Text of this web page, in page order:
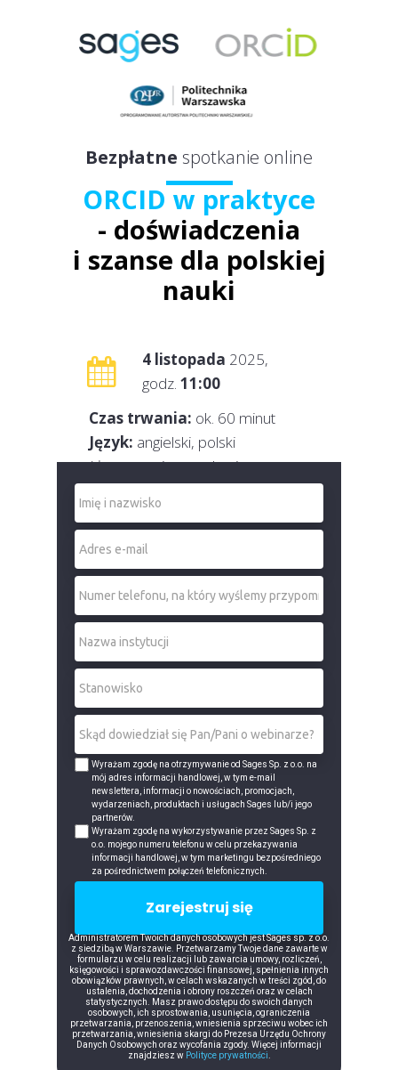
ORCID w praktyce
- doświadczenia
i szanse dla polskiej
nauki
Bezpłatne spotkanie online
Zapisz się na webinar
Wyrażam zgodę na otrzymywanie od Sages Sp. z o.o. na
mój adres informacji handlowej, w tym e-mail
newslettera, informacji o nowościach, promocjach,
wydarzeniach, produktach i usługach Sages lub/i jego
partnerów.
Wyrażam zgodę na wykorzystywanie przez Sages Sp. z
o.o. mojego numeru telefonu w celu przekazywania
informacji handlowej, w tym marketingu bezpośredniego
za pośrednictwem połączeń telefonicznych.
Zarejestruj się
4 listopada 2025,
godz. 11:00
Administratorem Twoich danych osobowych jest Sages sp. z o.o.
z siedzibą w Warszawie. Przetwarzamy Twoje dane zawarte w
formularzu w celu realizacji lub zawarcia umowy, rozliczeń,
księgowości i sprawozdawczości finansowej, spełnienia innych
obowiązków prawnych, w celach wskazanych w treści zgód, do
ustalenia, dochodzenia i obrony roszczeń oraz w celach
statystycznych. Masz prawo dostępu do swoich danych
osobowych, ich sprostowania, usunięcia, ograniczenia
przetwarzania, przenoszenia, wniesienia sprzeciwu wobec ich
przetwarzania, wniesienia skargi do Prezesa Urzędu Ochrony
Danych Osobowych oraz wycofania zgody. Więcej informacji
znajdziesz w Polityce prywatności
Czas trwania: ok. 60 minut
Język: angielski, polski
(tłumaczenie symultaniczne na
język polski)